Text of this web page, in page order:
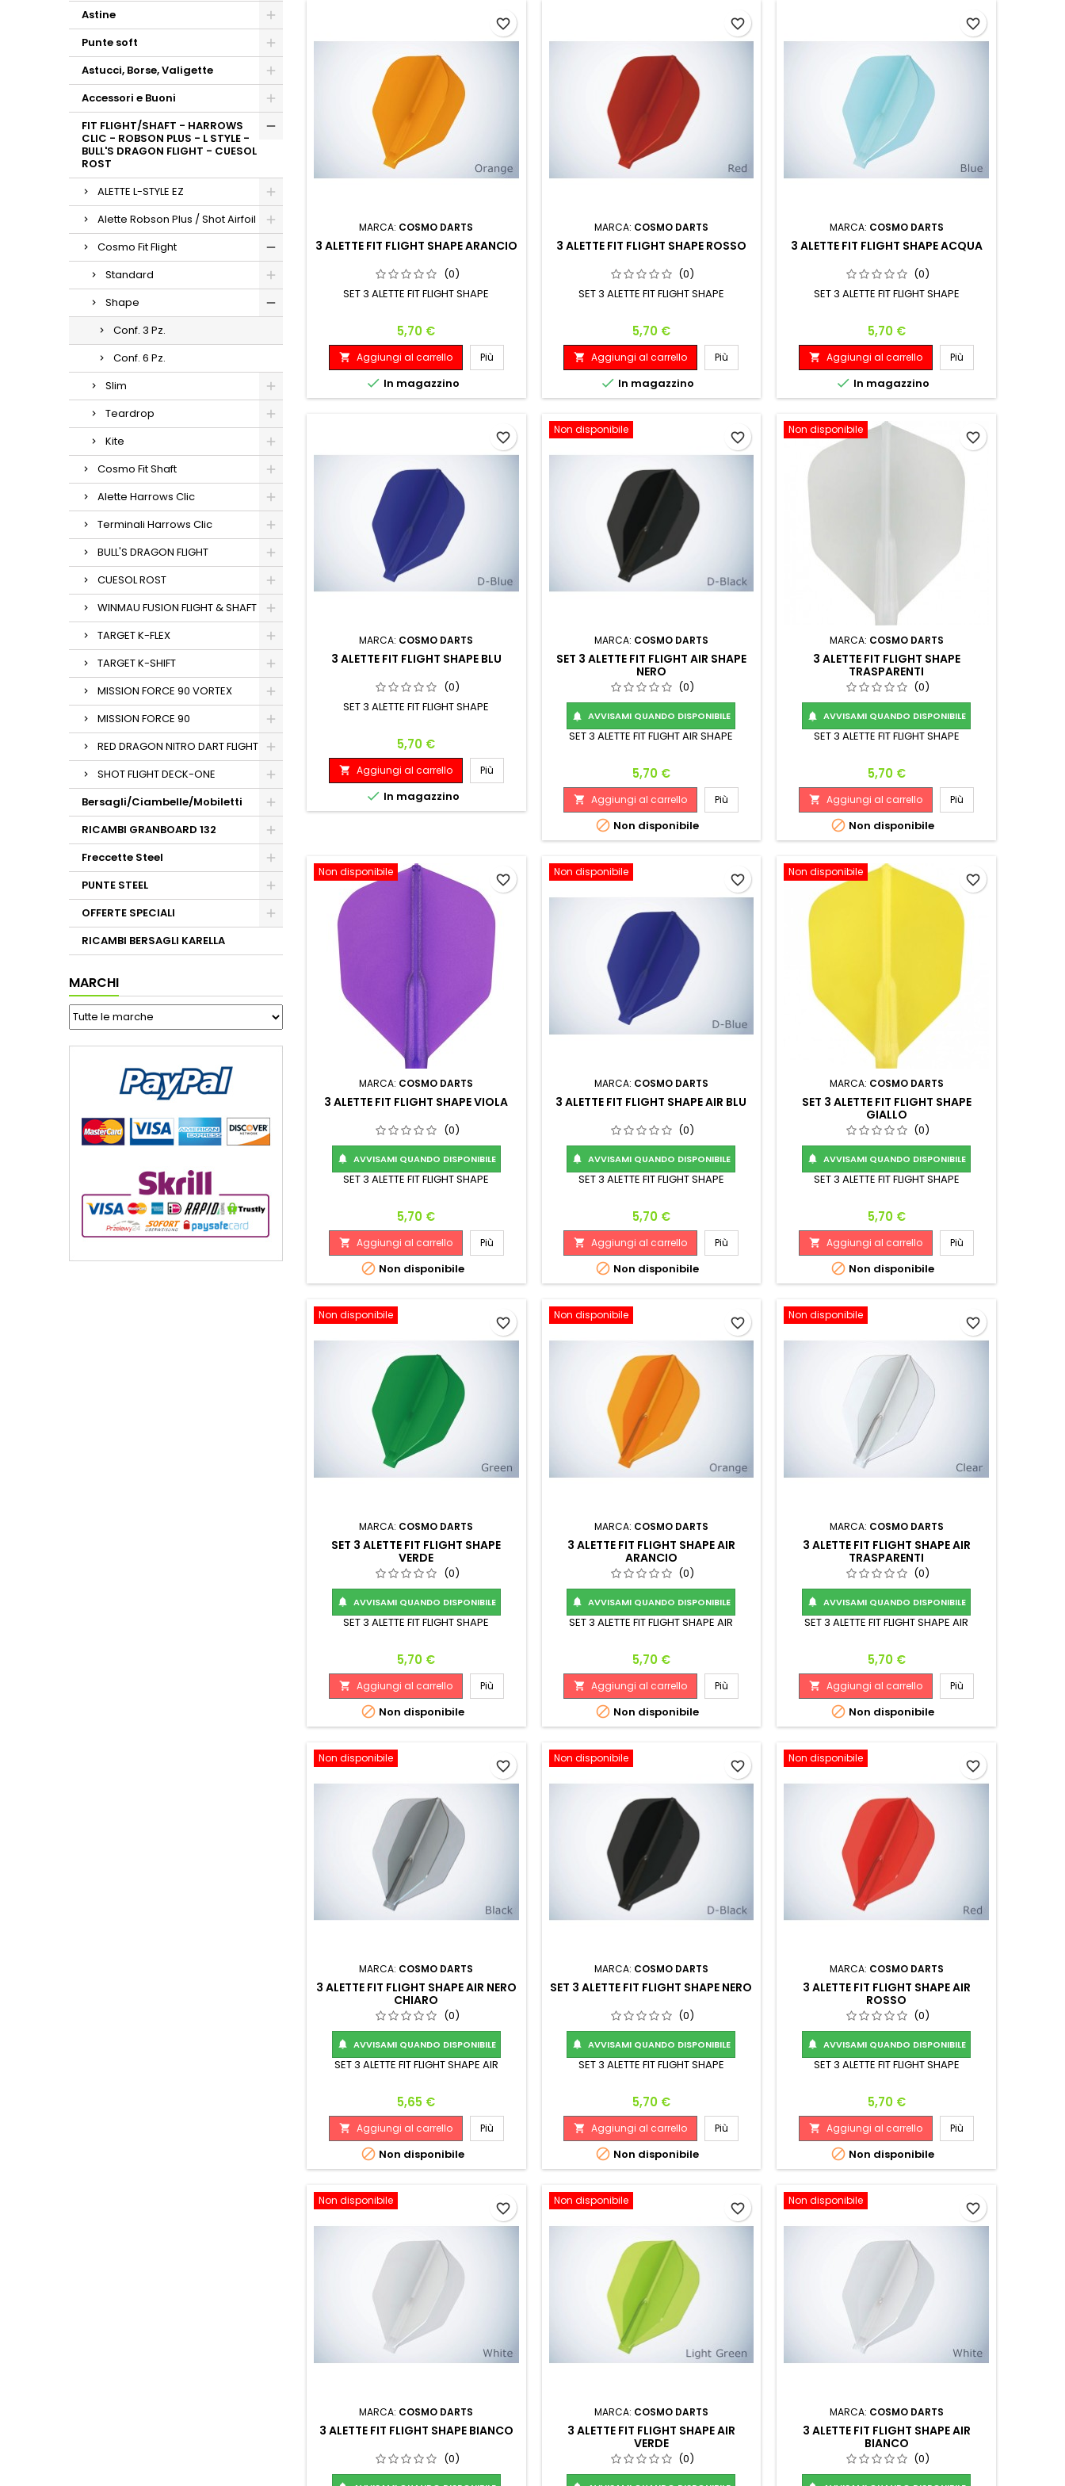
Astine
Punte soft
Astucci, Borse, Valigette
Accessori e Buoni
FIT FLIGHT/SHAFT - HARROWS
CLIC - ROBSON PLUS - L STYLE -
BULL'S DRAGON FLIGHT - CUESOL
ROST
ALETTE L-STYLE EZ
Alette Robson Plus / Shot Airfoil
Cosmo Fit Flight
Standard
Shape
Conf. 3 Pz.
Conf. 6 Pz.
Slim
Teardrop
Kite
Cosmo Fit Shaft
Alette Harrows Clic
Terminali Harrows Clic
BULL'S DRAGON FLIGHT
CUESOL ROST
WINMAU FUSION FLIGHT & SHAFT
TARGET K-FLEX
TARGET K-SHIFT
MISSION FORCE 90 VORTEX
MISSION FORCE 90
RED DRAGON NITRO DART FLIGHT
SHOT FLIGHT DECK-ONE
Bersagli/Ciambelle/Mobiletti
RICAMBI GRANBOARD 132
Freccette Steel
PUNTE STEEL
OFFERTE SPECIALI
RICAMBI BERSAGLI KARELLA
MARCHI
MARCA: COSMO DARTS
3 ALETTE FIT FLIGHT SHAPE ARANCIO
(0)
SET 3 ALETTE FIT FLIGHT SHAPE
Prezzo
5,70 €
 Aggiungi al carrello Più
 In magazzino
favorite_border
MARCA: COSMO DARTS
3 ALETTE FIT FLIGHT SHAPE ROSSO
(0)
SET 3 ALETTE FIT FLIGHT SHAPE
Prezzo
5,70 €
 Aggiungi al carrello Più
 In magazzino
favorite_border
MARCA: COSMO DARTS
3 ALETTE FIT FLIGHT SHAPE ACQUA
(0)
SET 3 ALETTE FIT FLIGHT SHAPE
Prezzo
5,70 €
 Aggiungi al carrello Più
 In magazzino
favorite_border
MARCA: COSMO DARTS
3 ALETTE FIT FLIGHT SHAPE BLU
(0)
SET 3 ALETTE FIT FLIGHT SHAPE
Prezzo
5,70 €
 Aggiungi al carrello Più
 In magazzino
favorite_border
Non disponibile
MARCA: COSMO DARTS
SET 3 ALETTE FIT FLIGHT AIR SHAPE
NERO
(0)
 AVVISAMI QUANDO DISPONIBILE
SET 3 ALETTE FIT FLIGHT AIR SHAPE
Prezzo
5,70 €
 Aggiungi al carrello Più
 Non disponibile
favorite_border
Non disponibile
MARCA: COSMO DARTS
3 ALETTE FIT FLIGHT SHAPE
TRASPARENTI
(0)
 AVVISAMI QUANDO DISPONIBILE
SET 3 ALETTE FIT FLIGHT SHAPE
Prezzo
5,70 €
 Aggiungi al carrello Più
 Non disponibile
favorite_border
Non disponibile
MARCA: COSMO DARTS
3 ALETTE FIT FLIGHT SHAPE VIOLA
(0)
 AVVISAMI QUANDO DISPONIBILE
SET 3 ALETTE FIT FLIGHT SHAPE
Prezzo
5,70 €
 Aggiungi al carrello Più
 Non disponibile
favorite_border
Non disponibile
MARCA: COSMO DARTS
3 ALETTE FIT FLIGHT SHAPE AIR BLU
(0)
 AVVISAMI QUANDO DISPONIBILE
SET 3 ALETTE FIT FLIGHT SHAPE
Prezzo
5,70 €
 Aggiungi al carrello Più
 Non disponibile
favorite_border
Non disponibile
MARCA: COSMO DARTS
SET 3 ALETTE FIT FLIGHT SHAPE
GIALLO
(0)
 AVVISAMI QUANDO DISPONIBILE
SET 3 ALETTE FIT FLIGHT SHAPE
Prezzo
5,70 €
 Aggiungi al carrello Più
 Non disponibile
favorite_border
Non disponibile
MARCA: COSMO DARTS
SET 3 ALETTE FIT FLIGHT SHAPE
VERDE
(0)
 AVVISAMI QUANDO DISPONIBILE
SET 3 ALETTE FIT FLIGHT SHAPE
Prezzo
5,70 €
 Aggiungi al carrello Più
 Non disponibile
favorite_border
Non disponibile
MARCA: COSMO DARTS
3 ALETTE FIT FLIGHT SHAPE AIR
ARANCIO
(0)
 AVVISAMI QUANDO DISPONIBILE
SET 3 ALETTE FIT FLIGHT SHAPE AIR
Prezzo
5,70 €
 Aggiungi al carrello Più
 Non disponibile
favorite_border
Non disponibile
MARCA: COSMO DARTS
3 ALETTE FIT FLIGHT SHAPE AIR
TRASPARENTI
(0)
 AVVISAMI QUANDO DISPONIBILE
SET 3 ALETTE FIT FLIGHT SHAPE AIR
Prezzo
5,70 €
 Aggiungi al carrello Più
 Non disponibile
favorite_border
Non disponibile
MARCA: COSMO DARTS
3 ALETTE FIT FLIGHT SHAPE AIR NERO
CHIARO
(0)
 AVVISAMI QUANDO DISPONIBILE
SET 3 ALETTE FIT FLIGHT SHAPE AIR
Prezzo
5,65 €
 Aggiungi al carrello Più
 Non disponibile
favorite_border
Non disponibile
MARCA: COSMO DARTS
SET 3 ALETTE FIT FLIGHT SHAPE NERO
(0)
 AVVISAMI QUANDO DISPONIBILE
SET 3 ALETTE FIT FLIGHT SHAPE
Prezzo
5,70 €
 Aggiungi al carrello Più
 Non disponibile
favorite_border
Non disponibile
MARCA: COSMO DARTS
3 ALETTE FIT FLIGHT SHAPE AIR
ROSSO
(0)
 AVVISAMI QUANDO DISPONIBILE
SET 3 ALETTE FIT FLIGHT SHAPE
Prezzo
5,70 €
 Aggiungi al carrello Più
 Non disponibile
favorite_border
Non disponibile
MARCA: COSMO DARTS
3 ALETTE FIT FLIGHT SHAPE BIANCO
(0)
favorite_border
Non disponibile
MARCA: COSMO DARTS
3 ALETTE FIT FLIGHT SHAPE AIR
VERDE
(0)
favorite_border
Non disponibile
MARCA: COSMO DARTS
3 ALETTE FIT FLIGHT SHAPE AIR
BIANCO
(0)
favorite_border